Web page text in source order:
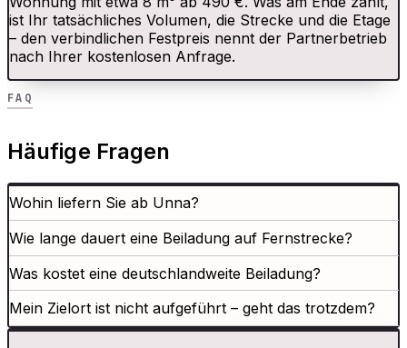
ist Ihr tatsächliches Volumen, die Strecke und die Etage
– den verbindlichen Festpreis nennt der Partnerbetrieb
nach Ihrer kostenlosen Anfrage.
FAQ
Häufige Fragen
Wohin liefern Sie ab Unna?
Wie lange dauert eine Beiladung auf Fernstrecke?
Was kostet eine deutschlandweite Beiladung?
Mein Zielort ist nicht aufgeführt – geht das trotzdem?